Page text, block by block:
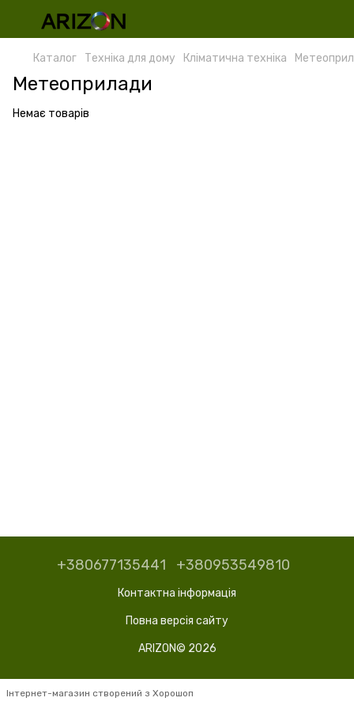
Каталог Техніка для дому Кліматична техніка
Метеоприлади
Немає товарів
+380677135441 +380953549810
Контактна інформація
Повна версія сайту
ARIZON© 2026
Інтернет-магазин створений з Хорошоп